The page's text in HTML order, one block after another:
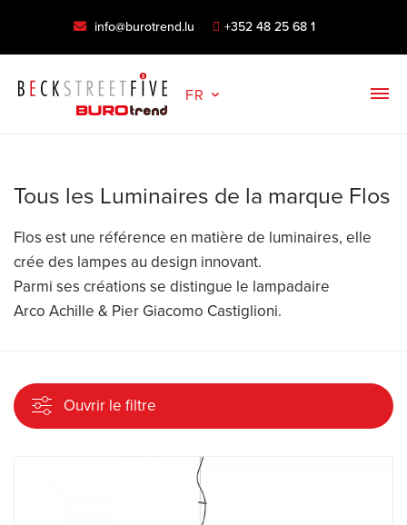
info@burotrend.lu +352 48 25 68 1
FR
Tous les Luminaires de la marque Flos
Flos est une référence en matière de luminaires, elle
crée des lampes au design innovant.
Parmi ses créations se distingue le lampadaire
Arco Achille & Pier Giacomo Castiglioni.
Ouvrir le filtre